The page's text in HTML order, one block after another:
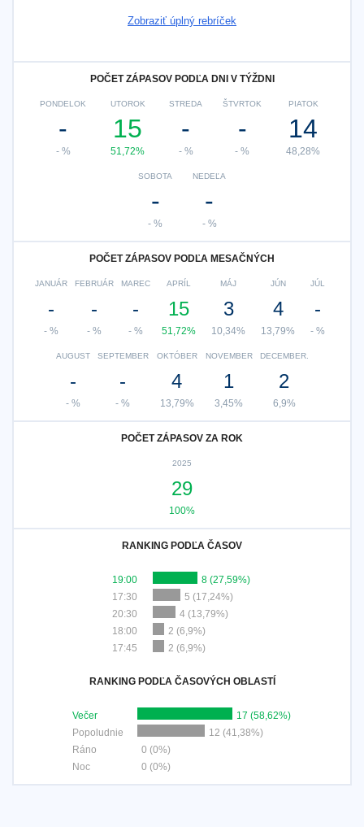
Zobraziť úplný rebríček
POČET ZÁPASOV PODĽA DNI V TÝŽDNI
PONDELOK
-
- %
UTOROK
15
51,72%
STREDA
-
- %
ŠTVRTOK
-
- %
PIATOK
14
48,28%
SOBOTA
-
- %
NEDEĽA
-
- %
POČET ZÁPASOV PODĽA MESAČNÝCH
JANUÁR
-
- %
FEBRUÁR
-
- %
MAREC
-
- %
APRÍL
15
51,72%
MÁJ
3
10,34%
JÚN
4
13,79%
JÚL
-
- %
AUGUST
-
- %
SEPTEMBER
-
- %
OKTÓBER
4
13,79%
NOVEMBER
1
3,45%
DECEMBER.
2
6,9%
POČET ZÁPASOV ZA ROK
2025
29
100%
RANKING PODĽA ČASOV
19:00
8 (27,59%)
17:30
5 (17,24%)
20:30
4 (13,79%)
18:00
2 (6,9%)
17:45
2 (6,9%)
RANKING PODĽA ČASOVÝCH OBLASTÍ
Večer
17 (58,62%)
Popoludnie
12 (41,38%)
Ráno
0 (0%)
Noc
0 (0%)